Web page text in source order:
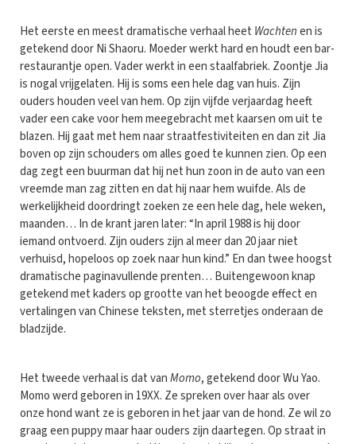
Het eerste en meest dramatische verhaal heet Wachtenen is
getekend door Ni Shaoru. Moeder werkt hard en houdt een bar-
restaurantje open. Vader werkt in een staalfabriek. Zoontje Jia
is nogal vrijgelaten. Hij is soms een hele dag van huis. Zijn
ouders houden veel van hem. Op zijn vijfde verjaardag heeft
vader een cake voor hem meegebracht met kaarsen om uit te
blazen. Hij gaat met hem naar straatfestiviteiten en dan zit Jia
boven op zijn schouders om alles goed te kunnen zien. Op een
dag zegt een buurman dat hij net hun zoon in de auto van een
vreemde man zag zitten en dat hij naar hem wuifde. Als de
werkelijkheid doordringt zoeken ze een hele dag, hele weken,
maanden… In de krant jaren later: “In april 1988 is hij door
iemand ontvoerd. Zijn ouders zijn al meer dan 20 jaar niet
verhuisd, hopeloos op zoek naar hun kind.” En dan twee hoogst
dramatische paginavullende prenten… Buitengewoon knap
getekend met kaders op grootte van het beoogde effect en
vertalingen van Chinese teksten, met sterretjes onderaan de
bladzijde.
Het tweede verhaal is dat vanMomo, getekend door Wu Yao.
Momo werd geboren in 19XX. Ze spreken over haar als over
onze hond want ze is geboren in het jaar van de hond. Ze wil zo
graag een puppy maar haar ouders zijn daartegen. Op straat in